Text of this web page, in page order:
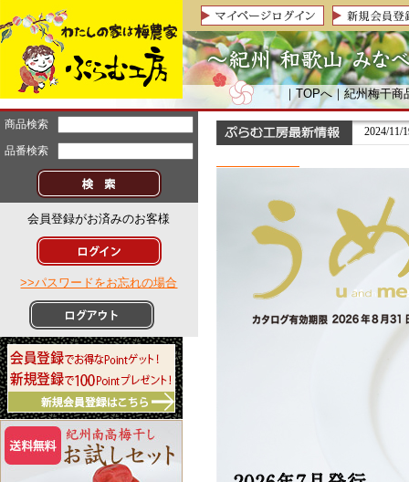
｜TOPへ｜紀州梅干商
商品検索
品番検索
会員登録がお済みのお客様
>>パスワードをお忘れの場合
2024/11/